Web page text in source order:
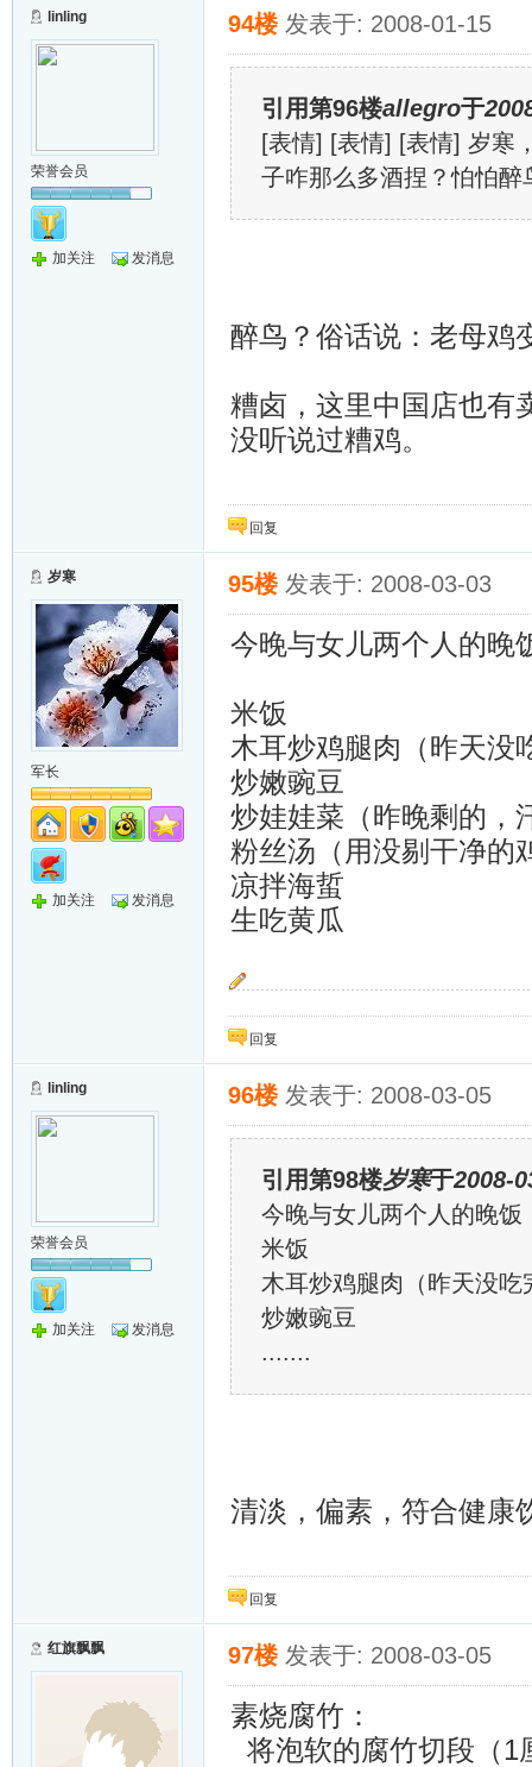
linling
荣誉会员
加关注 发消息
94楼 发表于: 2008-01-15
引用第96楼allegro于
[表情] [表情] [表情] 岁寒
子咋那么多酒捏？怕怕醉
醉鸟？俗话说：老母鸡
糟卤，这里中国店也有
没听说过糟鸡。
回复
岁寒
军长
加关注 发消息
95楼 发表于: 2008-03-03
今晚与女儿两个人的晚
米饭
木耳炒鸡腿肉（昨天没
炒嫩豌豆
炒娃娃菜（昨晚剩的，
粉丝汤（用没剔干净的
凉拌海蜇
生吃黄瓜
“按预定计划，岁寒只能把大家送到这里，她
回复
linling
荣誉会员
加关注 发消息
96楼 发表于: 2008-03-05
引用第98楼岁寒于2008-
今晚与女儿两个人的晚饭
米饭
木耳炒鸡腿肉（昨天没
炒嫩豌豆
.......
清淡，偏素，符合健康
回复
红旗飘飘 97楼 发表于: 2008-03-05
素烧腐竹：
将泡软的腐竹切段（1